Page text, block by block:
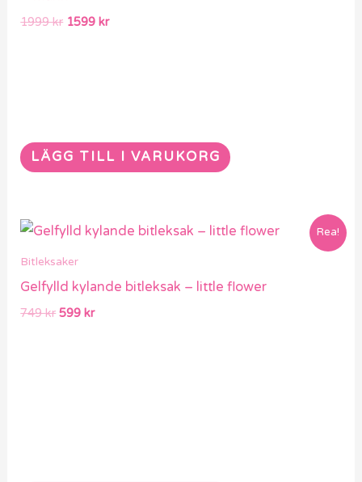
1999kr 1599kr
LÄGG TILL I VARUKORG
Rea!
Bitleksaker
Gelfylld kylande bitleksak – little flower
749kr
Det
ursprungliga
priset
749 kr.
599kr
Det
nuvarande
599 kr.